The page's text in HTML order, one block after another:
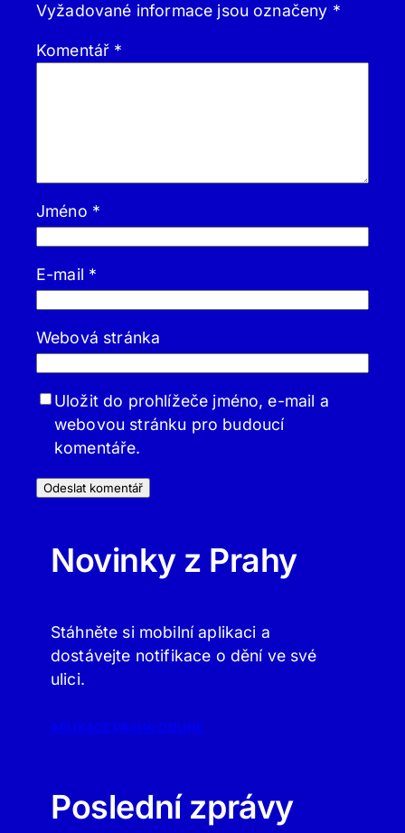
Vyžadované informace jsou označeny *
Komentář *
Jméno *
E-mail *
Webová stránka
Uložit do prohlížeče jméno, e-mail a
webovou stránku pro budoucí
komentáře.
Novinky z Prahy
Stáhněte si mobilní aplikaci a
dostávejte notifikace o dění ve své
ulici.
APLIKACE PRAHA.ONLINE
Poslední zprávy